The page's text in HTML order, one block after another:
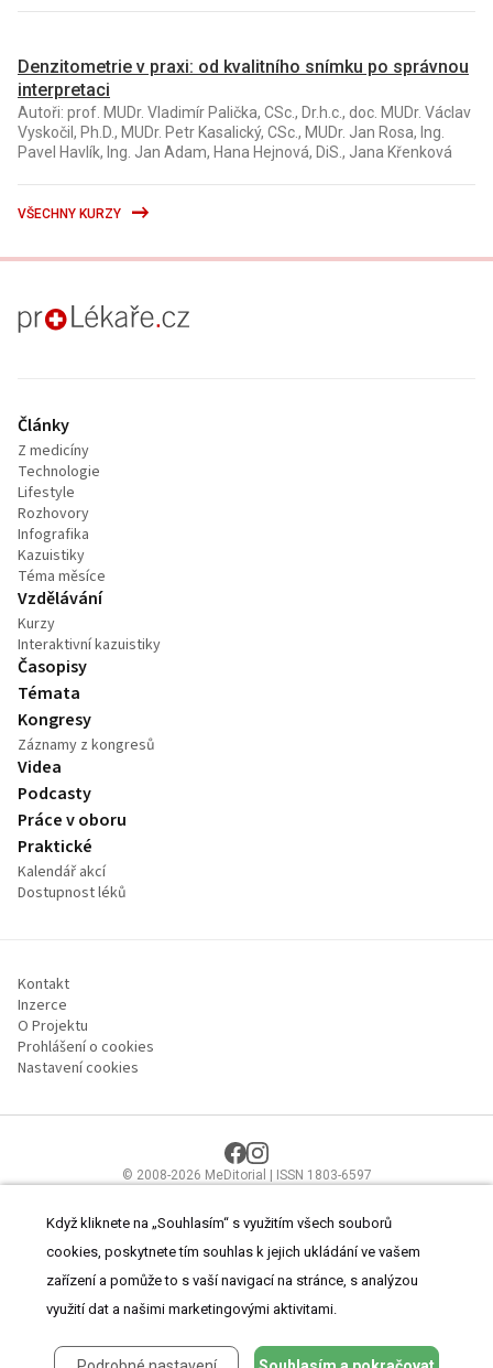
Denzitometrie v praxi: od kvalitního snímku po správnou
interpretaci
Autoři: prof. MUDr. Vladimír Palička, CSc., Dr.h.c., doc. MUDr. Václav
Vyskočil, Ph.D., MUDr. Petr Kasalický, CSc., MUDr. Jan Rosa, Ing.
Pavel Havlík, Ing. Jan Adam, Hana Hejnová, DiS., Jana Křenková
VŠECHNY KURZY
proLékaře.cz
Články
Z medicíny
Technologie
Lifestyle
Rozhovory
Infografika
Kazuistiky
Téma měsíce
Vzdělávání
Kurzy
Interaktivní kazuistiky
Časopisy
Témata
Kongresy
Záznamy z kongresů
Videa
Podcasty
Práce v oboru
Praktické
Kalendář akcí
Dostupnost léků
Kontakt
Inzerce
O Projektu
Prohlášení o cookies
Nastavení cookies
© 2008-2026 MeDitorial | ISSN 1803-6597
zdravotnictví.Čtěte prohlášeníaZásady zpracování osobních údajů
Když kliknete na „Souhlasím“ s využitím všech souborů
cookies, poskytnete tím souhlas k jejich ukládání ve vašem
zařízení a pomůže to s vaší navigací na stránce, s analýzou
využití dat a našimi marketingovými aktivitami.